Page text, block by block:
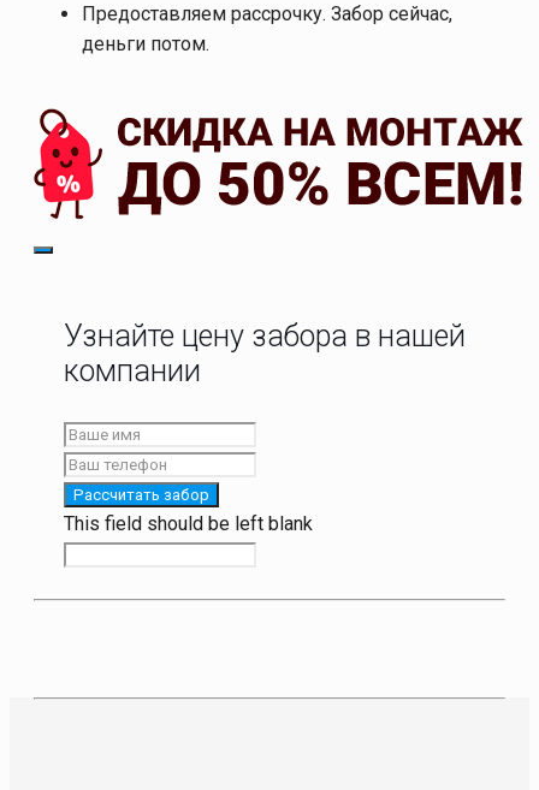
Предоставляем рассрочку. Забор сейчас,
деньги потом.
Узнайте цену забора в нашей
компании
Рассчитать забор
This field should be left blank